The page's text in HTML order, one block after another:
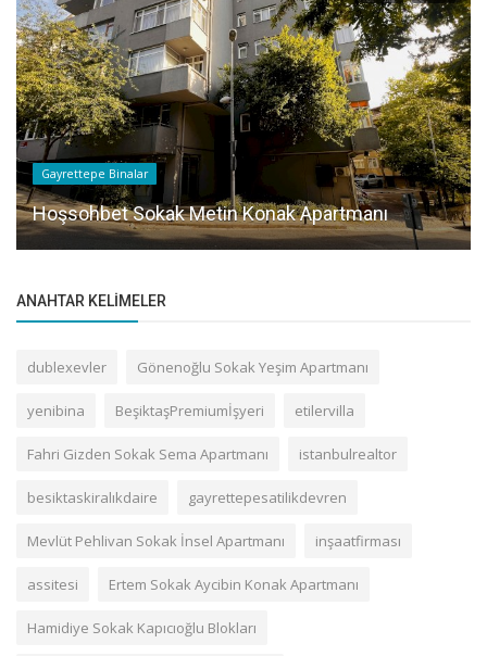
Gayrettepe Binalar
Hoşsohbet Sokak Metin Konak Apartmanı
ANAHTAR KELIMELER
dublexevler Gönenoğlu Sokak Yeşim Apartmanı
yenibina BeşiktaşPremiumİşyeri etilervilla
Fahri Gizden Sokak Sema Apartmanı istanbulrealtor
besiktaskiralıkdaire gayrettepesatilikdevren
Mevlüt Pehlivan Sokak İnsel Apartmanı inşaatfirması
assitesi Ertem Sokak Aycibin Konak Apartmanı
Hamidiye Sokak Kapıcıoğlu Blokları